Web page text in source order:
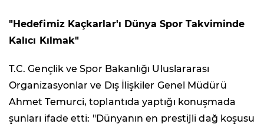
"Hedefimiz Kaçkarlar'ı Dünya Spor Takviminde
Kalıcı Kılmak"
T.C. Gençlik ve Spor Bakanlığı Uluslararası
Organizasyonlar ve Dış İlişkiler Genel Müdürü
Ahmet Temurci, toplantıda yaptığı konuşmada
şunları ifade etti: "Dünyanın en prestijli dağ koşusu